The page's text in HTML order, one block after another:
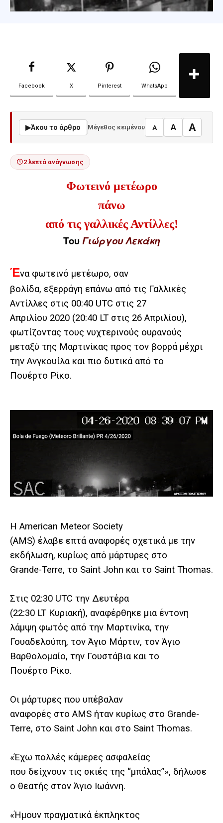
Facebook X Pinterest WhatsApp
▶Άκου το άρθρο Μέγεθος κειμένου A A A
2 λεπτά ανάγνωσης
Φωτεινό μετέωρο
πάνω
από τις γαλλικές Αντίλλες!
ΤουΓιώργου Λεκάκη
Ένα φωτεινό μετέωρο, σαν
βολίδα, εξερράγη επάνω από τις Γαλλικές
Αντίλλες στις 00:40 UTC στις 27
Απριλίου 2020 (20:40 LT στις 26 Απριλίου),
φωτίζοντας τους νυχτερινούς ουρανούς
μεταξύ της Μαρτινίκας προς τον βορρά μέχρι
την Ανγκουίλα και πιο δυτικά από το
Πουέρτο Ρίκο.
Η American Meteor Society
(AMS) έλαβε επτά αναφορές σχετικά με την
εκδήλωση, κυρίως από μάρτυρες στο
Grande-Terre, το Saint John και το Saint Thomas.
Στις 02:30 UTC την Δευτέρα
(22:30 LT Κυριακή), αναφέρθηκε μια έντονη
λάμψη φωτός από την Μαρτινίκα, την
Γουαδελούπη, τον Άγιο Μάρτιν, τον Άγιο
Βαρθολομαίο, την Γουστάβια και το
Πουέρτο Ρίκο.
Οι μάρτυρες που υπέβαλαν
αναφορές στο AMS ήταν κυρίως στο Grande-
Terre, στο Saint John και στο Saint Thomas.
«Έχω πολλές κάμερες ασφαλείας
που δείχνουν τις σκιές της “μπάλας”», δήλωσε
ο θεατής στον Άγιο Ιωάννη.
«Ήμουν πραγματικά έκπληκτος